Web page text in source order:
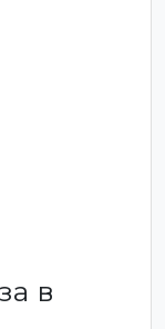
в